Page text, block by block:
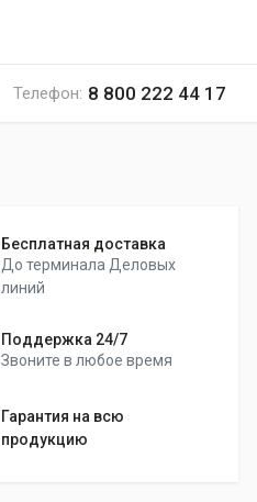
Телефон: 8 800 222 44 17
Бесплатная доставка
До терминала Деловых
линий
Поддержка 24/7
Звоните в любое время
Гарантия на всю
продукцию